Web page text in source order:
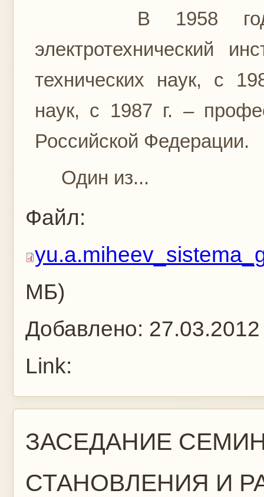
В 1958 году
электротехнический
технических наук, с
наук, с 1987 г. –
Российской Федерации.
Один из...
Файл:
МБ)
Добавлено: 27.03.2012
Link:
ЗАСЕДАНИЕ
СТАНОВЛЕНИЯ И